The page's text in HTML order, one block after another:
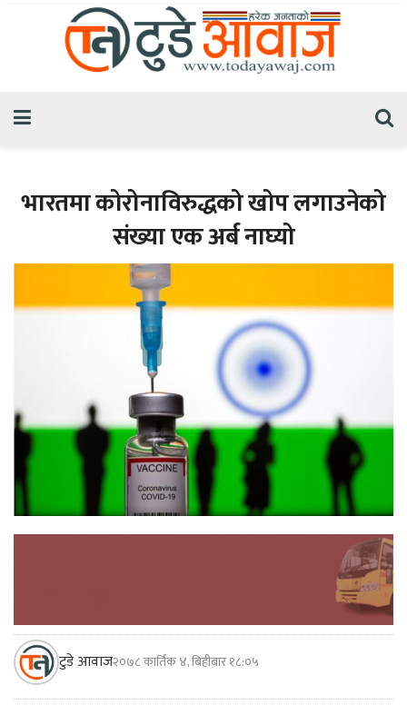
भारतमा कोरोनाविरुद्धको खोप लगाउनेको
संख्या एक अर्ब नाघ्यो
टुडे आवाज२०७८ कार्तिक ४, बिहीबार १८:०५